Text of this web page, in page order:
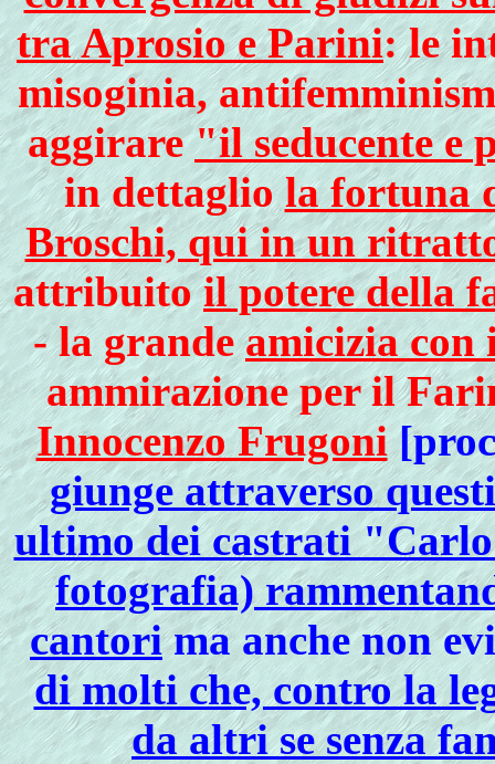
tra Aprosio e Parini: le
misoginia,
aggirare"il seducente e
in dettagliola fortuna
Broschi, qui in un
attribuitoil potere della
- la grandeamicizia con
ammirazione per il
Innocenzo Frugoni [
giunge attraverso
ultimo dei castrati
fotografia)
cantorima anche non
di molti che, contro la
da altri se senza